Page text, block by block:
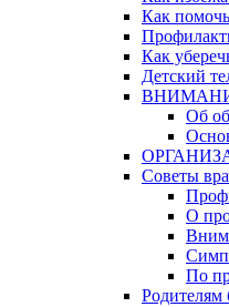
Как
Как
Детский
Об
Советы
О
По
Родителям